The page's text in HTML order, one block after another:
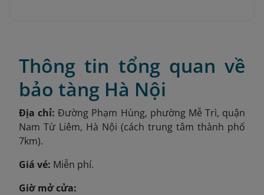
Thông tin tổng quan về
bảo tàng Hà Nội
Địa chỉ: Đường Phạm Hùng, phường Mễ Trì, quận
Nam Từ Liêm, Hà Nội (cách trung tâm thành phố
7km).
Giá vé: Miễn phí.
Giờ mở cửa: